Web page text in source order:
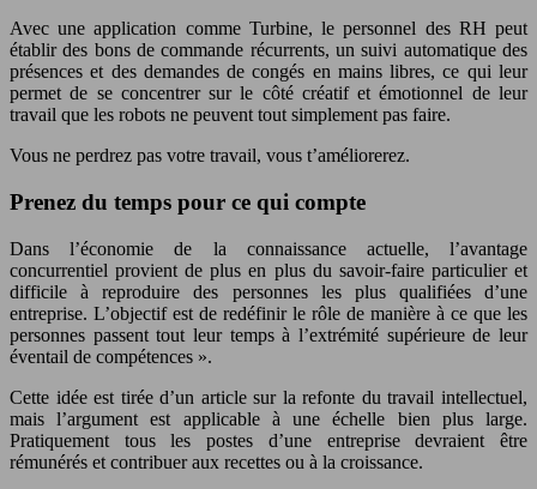
Avec une application comme Turbine, le personnel des RH peut
établir des bons de commande récurrents, un suivi automatique des
présences et des demandes de congés en mains libres, ce qui leur
permet de se concentrer sur le côté créatif et émotionnel de leur
travail que les robots ne peuvent tout simplement pas faire.
Vous ne perdrez pas votre travail, vous t’améliorerez.
Prenez du temps pour ce qui compte
Dans l’économie de la connaissance actuelle, l’avantage
concurrentiel provient de plus en plus du savoir-faire particulier et
difficile à reproduire des personnes les plus qualifiées d’une
entreprise. L’objectif est de redéfinir le rôle de manière à ce que les
personnes passent tout leur temps à l’extrémité supérieure de leur
éventail de compétences ».
Cette idée est tirée d’un article sur la refonte du travail intellectuel,
mais l’argument est applicable à une échelle bien plus large.
Pratiquement tous les postes d’une entreprise devraient être
rémunérés et contribuer aux recettes ou à la croissance.